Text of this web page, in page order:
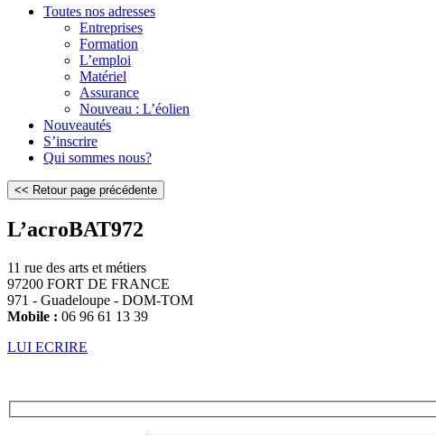
Toutes nos adresses
Entreprises
Formation
L’emploi
Matériel
Assurance
Nouveau : L’éolien
Nouveautés
S’inscrire
Qui sommes nous?
L’acroBAT972
11 rue des arts et métiers
97200 FORT DE FRANCE
971 - Guadeloupe - DOM-TOM
Mobile : 06 96 61 13 39
LUI ECRIRE